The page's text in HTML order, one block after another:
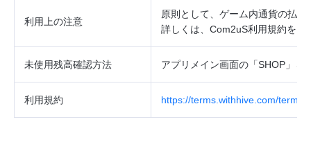
利用上の注意
原則として、ゲーム内通貨の払
詳しくは、 Com2uS利用規約をご
未使用残高確認方法 アプリメイン画面の「SHOP 」→
利用規約 https://terms.withhive.com/terms/